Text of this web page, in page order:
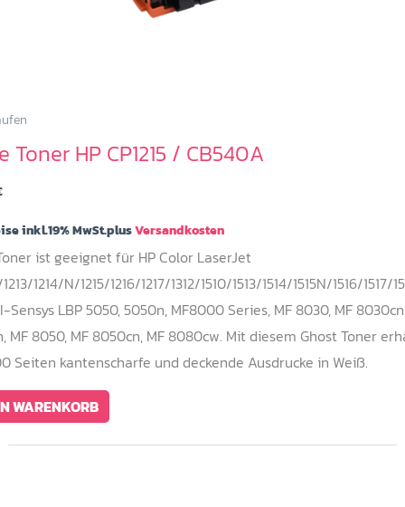
Toner HP CP1215 / CB540A
inkl.19% MwSt.plusVersandkosten
ist geeignet für HP Color LaserJet
1214/N/1215/1216/1217/1312/1510/1513/1514/1515N/1516/1517/
Sensys LBP 5050, 5050n, MF8000 Series, MF 8030, MF
MF 8050, MF 8050cn, MF 8080cw. Mit diesem Ghost Toner
Seiten kantenscharfe und deckende Ausdrucke in Weiß.
WARENKORB